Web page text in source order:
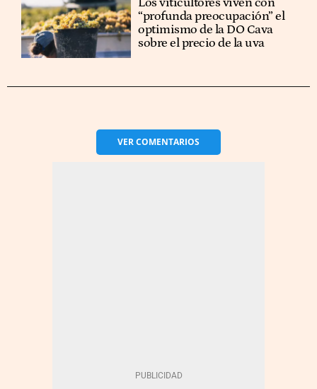
“profunda preocupación” el
optimismo de la DO Cava
sobre el precio de la uva
VERCOMENTARIOS